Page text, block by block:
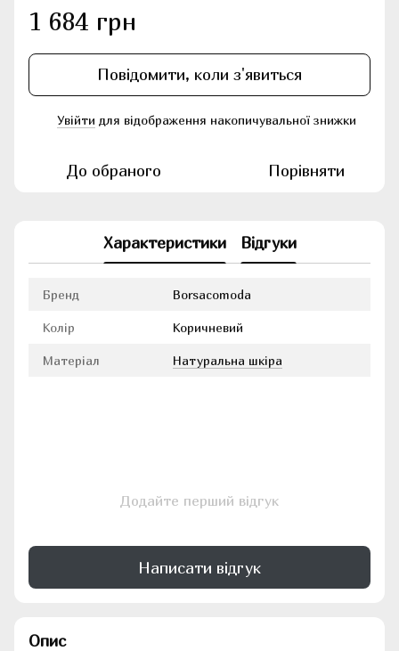
1 684 грн
Повідомити, коли з'явиться
Увійти для відображення накопичувальної знижки
До обраного Порівняти
Характеристики Відгуки
Бренд Borsacomoda
Колір Коричневий
Матеріал Натуральна шкіра
Додайте перший відгук
Написати відгук
Опис